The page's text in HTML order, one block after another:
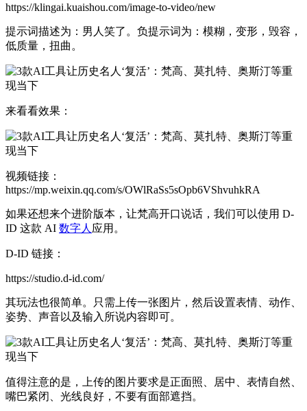
https://klingai.kuaishou.com/image-to-video/new
提示词描述为：男人笑了。负提示词为：模糊，变形，毁容，
低质量，扭曲。
来看看效果：
视频链接：
https://mp.weixin.qq.com/s/OWlRaSs5sOpb6VShvuhkRA
如果还想来个进阶版本，让梵高开口说话，我们可以使用 D-
ID 这款 AI 数字人 应用。
D-ID 链接：
https://studio.d-id.com/
其玩法也很简单。只需上传一张图片，然后设置表情、动作、
姿势、声音以及输入所说内容即可。
值得注意的是，上传的图片要求是正面照、居中、表情自然、
嘴巴紧闭、光线良好，不要有面部遮挡。